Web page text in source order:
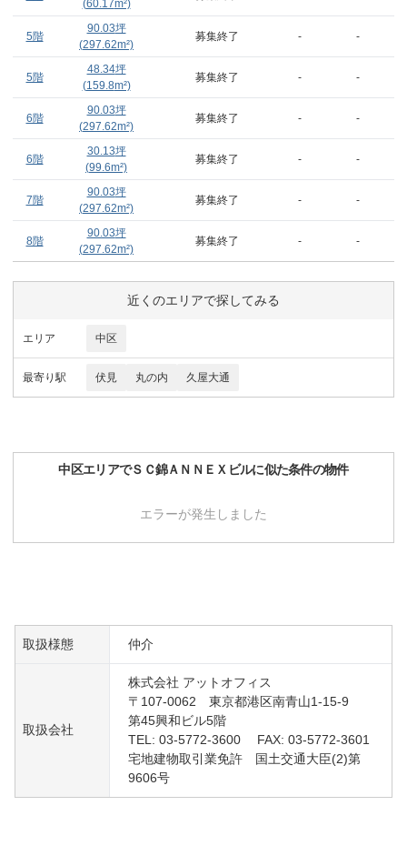
(60.17m²)
5階
90.03坪
(297.62m²)
募集終了 - -
5階
48.34坪
(159.8m²)
募集終了 - -
6階
90.03坪
(297.62m²)
募集終了 - -
6階
30.13坪
(99.6m²)
募集終了 - -
7階
90.03坪
(297.62m²)
募集終了 - -
8階
90.03坪
(297.62m²)
募集終了 - -
近くのエリアで探してみる
エリア 中区
最寄り駅 伏見 丸の内 久屋大通
中区エリアでＳＣ錦ＡＮＮＥＸビルに似た条件の物件
エラーが発生しました
取扱様態 仲介
取扱会社
株式会社 アットオフィス
〒107-0062 東京都港区南青山1-15-9
第45興和ビル5階
TEL: 03-5772-3600 FAX: 03-5772-3601
宅地建物取引業免許 国土交通大臣(2)第
9606号